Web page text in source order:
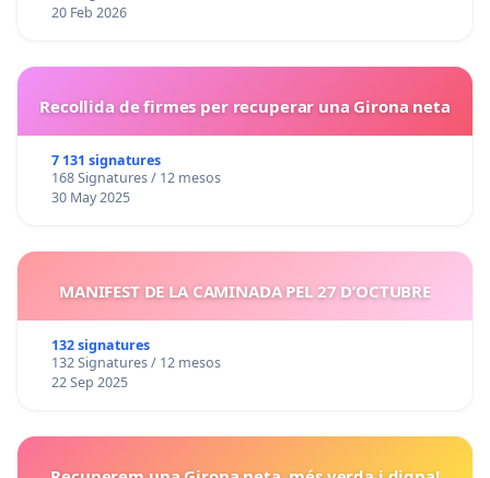
20 Feb 2026
Recollida de firmes per recuperar una Girona neta
7 131 signatures
168 Signatures / 12 mesos
30 May 2025
MANIFEST DE LA CAMINADA PEL 27 D’OCTUBRE
132 signatures
132 Signatures / 12 mesos
22 Sep 2025